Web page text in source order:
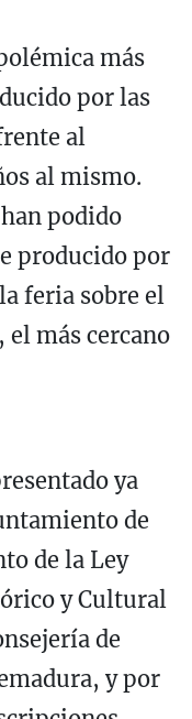
más
por las
al
al mismo.
podido
producido por
feria sobre el
más cercano
ya
de
de la Ley
y Cultural
de
y por